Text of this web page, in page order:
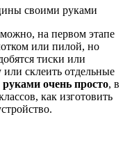
своими руками
на первом этапе
или пилой, но
тиски или
или склеить отдельные
очень просто, в
как изготовить